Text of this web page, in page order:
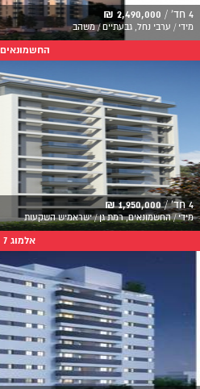
4 חד' / 2,490,000 ₪
מידי / ערבי נחל, גבעתיים / משהב
החשמונאים 18
4 חד' / 1,950,000 ₪
מידי / החשמונאים, רמת גן / ישראמיש השקעות
אלמוג 7